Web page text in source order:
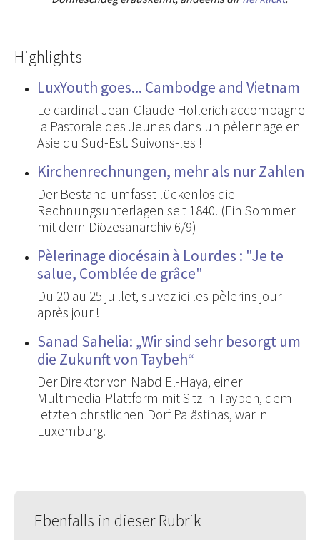
Highlights
LuxYouth goes... Cambodge and Vietnam
Le cardinal Jean-Claude Hollerich accompagne
la Pastorale des Jeunes dans un pèlerinage en
Asie du Sud-Est. Suivons-les !
Kirchenrechnungen, mehr als nur Zahlen
Der Bestand umfasst lückenlos die
Rechnungsunterlagen seit 1840. (Ein Sommer
mit dem Diözesanarchiv 6/9)
Pèlerinage diocésain à Lourdes : "Je te
salue, Comblée de grâce"
Du 20 au 25 juillet, suivez ici les pèlerins jour
après jour !
Sanad Sahelia: „Wir sind sehr besorgt um
die Zukunft von Taybeh“
Der Direktor von Nabd El-Haya, einer
Multimedia-Plattform mit Sitz in Taybeh, dem
letzten christlichen Dorf Palästinas, war in
Luxemburg.
Ebenfalls in dieser Rubrik